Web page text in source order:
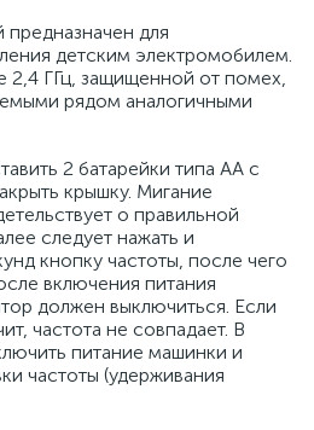
предназначен для
детским электромобилем.
2,4 ГГц, защищенной от помех,
рядом аналогичными
2 батарейки типа АА с
крышку. Мигание
о правильной
следует нажать и
кнопку частоты, после чего
включения питания
должен выключиться. Если
частота не совпадает. В
питание машинки и
частоты (удерживания